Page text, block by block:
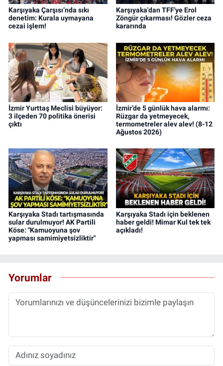
Karşıyaka Çarşısı’nda sıkı
denetim: Kurala uymayana
cezai işlem!
Karşıyaka'dan TFF'ye Erol
Zöngür çıkarması! Gözler ceza
kararında
İzmir Yurttaş Meclisi büyüyor:
3 ilçeden 70 politika önerisi
çıktı
İzmir’de 5 günlük hava alarmı:
Rüzgar da yetmeyecek,
termometreler alev alev! (8-12
Ağustos 2026)
Karşıyaka Stadı tartışmasında
sular durulmuyor! AK Partili
Köse: "Kamuoyuna şov
yapması samimiyetsizliktir"
Karşıyaka Stadı için beklenen
haber geldi! Mimar Kul tek tek
açıkladı!
Yorumlar